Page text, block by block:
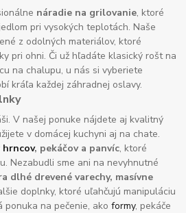
náradie na grilovanie, ktoré
pri vysokých teplotách. Naše
z odolných materiálov, ktoré
pri ohni. Či už hľadáte klasický rošt na
na chalupu, u nás si vyberiete
kráľa každej záhradnej oslavy.
V našej ponuke nájdete aj kvalitný
v domácej kuchyni aj na chate.
hrncov, pekáčov a panvíc, ktoré
Nezabudli sme ani na nevyhnutné
dlhé drevené varechy, masívne
doplnky, ktoré uľahčujú manipuláciu
ponuka na pečenie, akoformy, pekáče